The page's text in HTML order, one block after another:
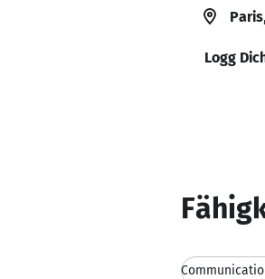
Paris
Logg